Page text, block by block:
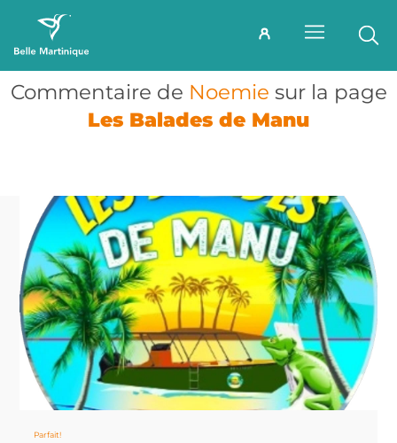
Commentaire de Noemie sur la page
Les Balades de Manu
Parfait!